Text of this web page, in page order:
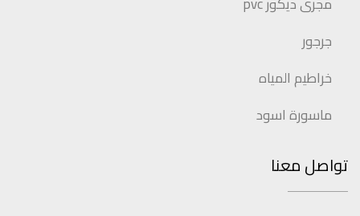
جرجور
خراطيم المياه
ماسورة اسود
تواصل معنا